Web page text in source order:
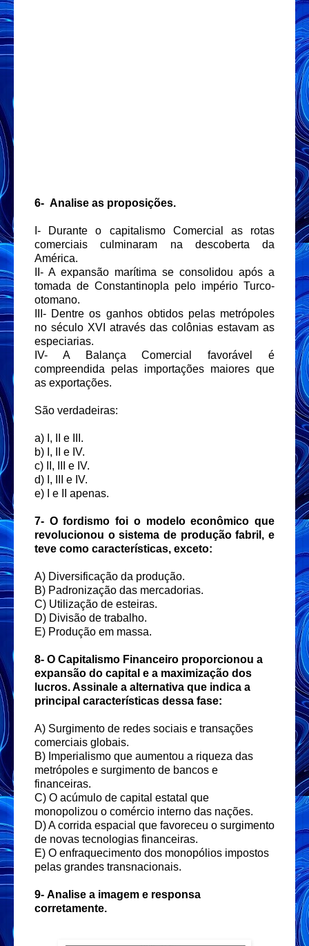
6- Analise as proposições.
I- Durante o capitalismo Comercial as rotas
comerciais culminaram na descoberta da
América.
II- A expansão marítima se consolidou após a
tomada de Constantinopla pelo império Turco-
otomano.
III- Dentre os ganhos obtidos pelas metrópoles
no século XVI através das colônias estavam as
especiarias.
IV- A Balança Comercial favorável é
compreendida pelas importações maiores que
as exportações.
São verdadeiras:
a) I, II e III.
b) I, II e IV.
c) II, III e IV.
d) I, III e IV.
e) I e II apenas.
7- O fordismo foi o modelo econômico que
revolucionou o sistema de produção fabril, e
teve como características, exceto:
A) Diversificação da produção.
B) Padronização das mercadorias.
C) Utilização de esteiras.
D) Divisão de trabalho.
E) Produção em massa.
8- O Capitalismo Financeiro proporcionou a
expansão do capital e a maximização dos
lucros. Assinale a alternativa que indica a
principal características dessa fase:
A) Surgimento de redes sociais e transações
comerciais globais.
B) Imperialismo que aumentou a riqueza das
metrópoles e surgimento de bancos e
financeiras.
C) O acúmulo de capital estatal que
monopolizou o comércio interno das nações.
D) A corrida espacial que favoreceu o surgimento
de novas tecnologias financeiras.
E) O enfraquecimento dos monopólios impostos
pelas grandes transnacionais.
9- Analise a imagem e responsa
corretamente.